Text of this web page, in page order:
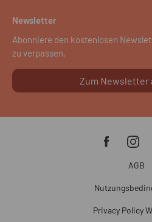
Newsletter
Abonniere den kostenlosen
zu verpassen.
Zum Newsletter
AGB
Privacy Policy